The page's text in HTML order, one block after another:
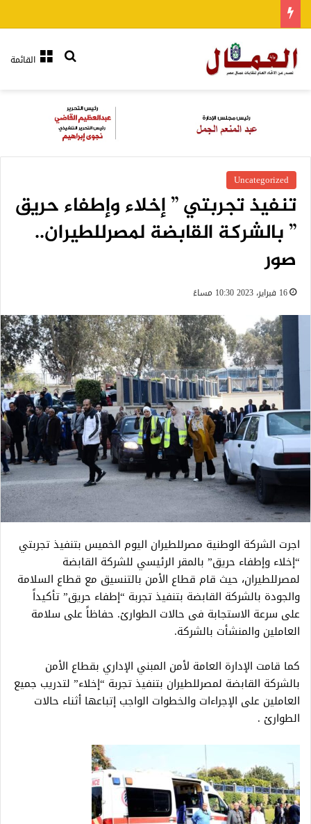
القائمةبحث عن
Uncategorized
تنفيذ تجربتي ” إخلاء وإطفاء حريق
” بالشركة القابضة لمصرللطيران..
صور
16 فبراير، 2023 10:30 مساءً
اجرت الشركة الوطنية مصرللطيران اليوم الخميس بتنفيذ تجربتي
“إخلاء وإطفاء حريق” بالمقر الرئيسي للشركة القابضة
لمصرللطيران، حيث قام قطاع الأمن بالتنسيق مع قطاع السلامة
والجودة بالشركة القابضة بتنفيذ تجربة “إطفاء حريق” تأكيداً
على سرعة الاستجابة فى حالات الطوارئ. حفاظاً على سلامة
العاملين والمنشأت بالشركة.
كما قامت الإدارة العامة لأمن المبني الإداري بقطاع الأمن
بالشركة القابضة لمصرللطيران بتنفيذ تجربة “إخلاء” لتدريب جميع
العاملين على الإجراءات والخطوات الواجب إتباعها أثناء حالات
الطوارئ .